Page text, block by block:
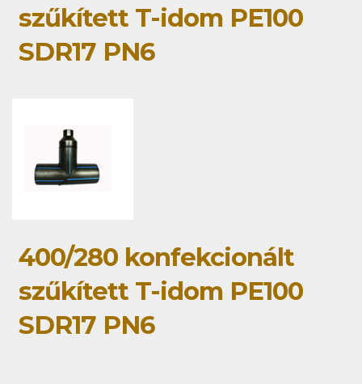
szűkített T-idom PE100
SDR17 PN6
400/280 konfekcionált
szűkített T-idom PE100
SDR17 PN6